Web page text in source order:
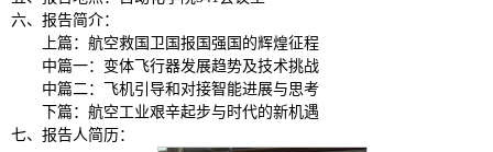
六、报告简介：
上篇：航空救国卫国报国强国的辉煌征程
中篇一：变体飞行器发展趋势及技术挑战
中篇二：飞机引导和对接智能进展与思考
下篇：航空工业艰辛起步与时代的新机遇
七、报告人简历：